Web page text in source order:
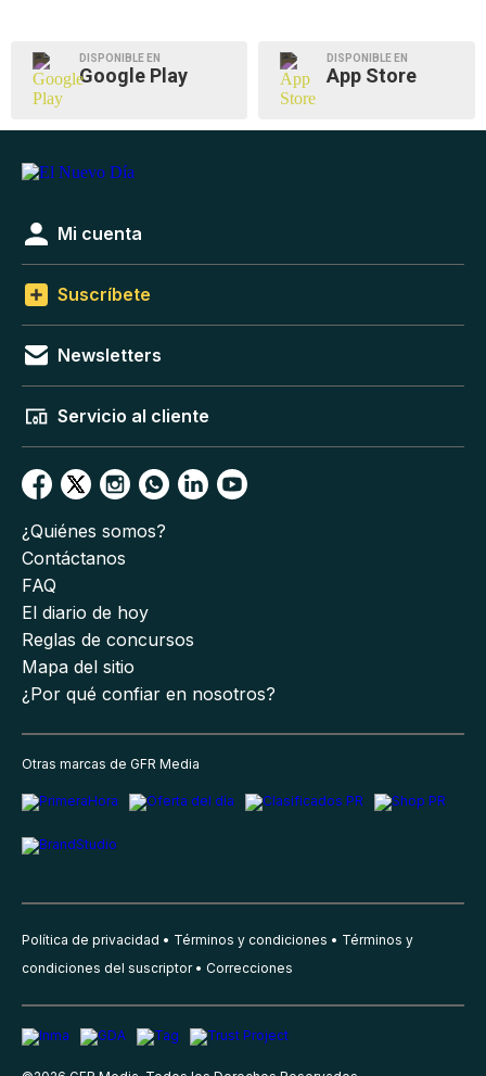
DISPONIBLE EN
Google Play
DISPONIBLE EN
App Store
Mi cuenta
Suscríbete
Newsletters
Servicio al cliente
¿Quiénes somos?
Contáctanos
FAQ
El diario de hoy
Reglas de concursos
Mapa del sitio
¿Por qué confiar en nosotros?
Otras marcas de GFR Media
Política de privacidad Términos y condiciones
Términos y
condiciones del suscriptor
Correcciones